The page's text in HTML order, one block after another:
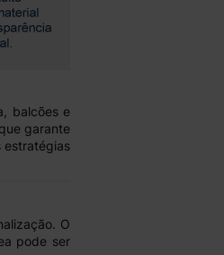
balcões e
garante
estratégias
O
pode ser